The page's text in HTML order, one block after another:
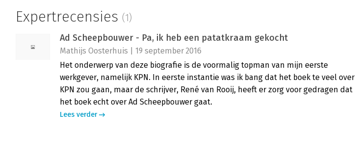
Expertrecensies (1)
Ad Scheepbouwer - Pa, ik heb een patatkraam gekocht
Mathijs Oosterhuis | 19 september 2016
Het onderwerp van deze biografie is de voormalig topman van mijn eerste
werkgever, namelijk KPN. In eerste instantie was ik bang dat het boek te veel over
KPN zou gaan, maar de schrijver, René van Rooij, heeft er zorg voor gedragen dat
het boek echt over Ad Scheepbouwer gaat.
Lees verder